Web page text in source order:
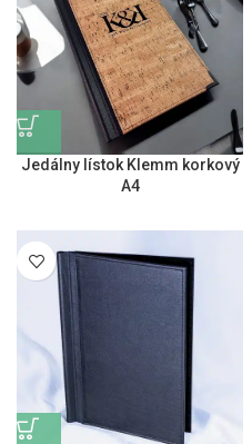
Jedálny lístok Klemm korkový
A4